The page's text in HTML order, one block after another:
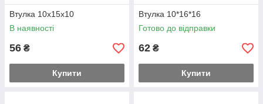
Втулка 10x15x10
В наявності
56 ₴
Купити
Втулка 10*16*16
Готово до відправки
62 ₴
Купити